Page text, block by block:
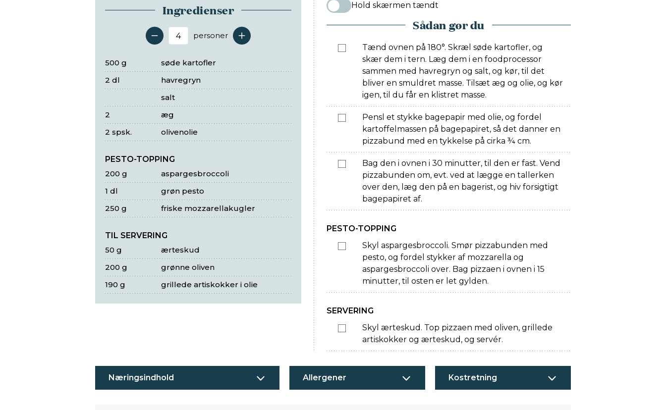
Ingredienser
Antal serveringer
personer
søde kartofler
500 g
havregryn
2 dl
salt
æg
2
olivenolie
2 spsk.
PESTO-TOPPING
aspargesbroccoli
200 g
grøn pesto
1 dl
friske mozzarellakugler
250 g
TIL SERVERING
ærteskud
50 g
grønne oliven
200 g
grillede artiskokker i olie
190 g
Hold skærmen tændt
Sådan gør du
Tænd ovnen på 180°. Skræl søde kartofler, og
skær dem i tern. Læg dem i en foodprocessor
sammen med havregryn og salt, og kør, til det
bliver en smuldret masse. Tilsæt æg og olie, og kør
igen, til du får en klistret masse.
Pensl et stykke bagepapir med olie, og fordel
kartoffelmassen på bagepapiret, så det danner en
pizzabund med en tykkelse på cirka ¾ cm.
Bag den i ovnen i 30 minutter, til den er fast. Vend
pizzabunden om, evt. ved at lægge en tallerken
over den, læg den på en bagerist, og hiv forsigtigt
bagepapiret af.
PESTO-TOPPING
Skyl aspargesbroccoli. Smør pizzabunden med
pesto, og fordel stykker af mozzarella og
aspargesbroccoli over. Bag pizzaen i ovnen i 15
minutter, til osten er let gylden.
SERVERING
Skyl ærteskud. Top pizzaen med oliven, grillede
artiskokker og ærteskud, og servér.
Næringsindhold Allergener Kostretning